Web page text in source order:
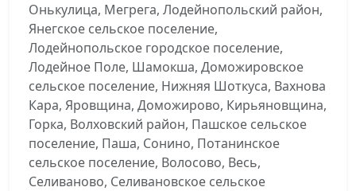
Онькулица, Мегрега, Лодейнопольский район,
Янегское сельское поселение,
Лодейнопольское городское поселение,
Лодейное Поле, Шамокша, Доможировское
сельское поселение, Нижняя Шоткуса, Вахнова
Кара, Яровщина, Доможирово, Кирьяновщина,
Горка, Волховский район, Пашское сельское
поселение, Паша, Сонино, Потанинское
сельское поселение, Волосово, Весь,
Селиваново, Селивановское сельское